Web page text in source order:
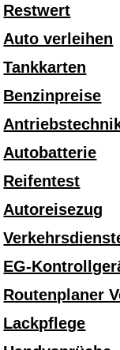
Restwert
Auto verleihen
Tankkarten
Benzinpreise
Autobatterie
Reifentest
Autoreisezug
EG-
Routenplaner
Lackpflege